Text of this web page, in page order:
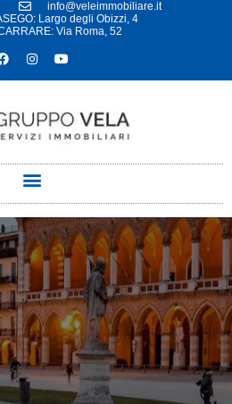
info@veleimmobiliare.it
Largo degli Obizzi, 4
Via Roma, 52